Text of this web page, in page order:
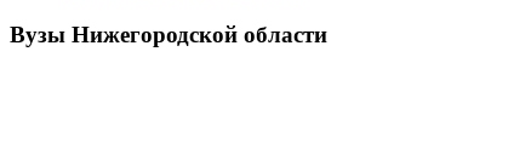
Вузы Нижегородской области